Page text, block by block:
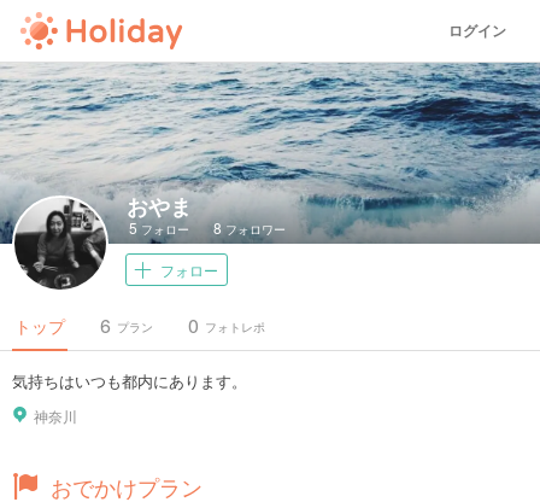
ログイン
おやま
5フォロー 8フォロワー
フォロー
トップ プラン
6 フォトレポ
0
気持ちはいつも都内にあります。
神奈川
おでかけプラン